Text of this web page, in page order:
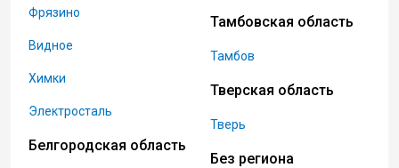
Фрязино
Видное
Химки
Электросталь
Белгородская область
Тамбовская область
Тамбов
Тверская область
Тверь
Без региона